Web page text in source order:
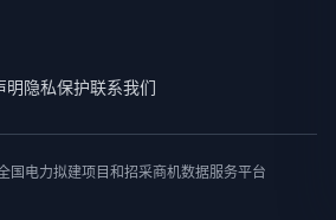
明隐私保护联系我们
国电力拟建项目和招采商机数据服务平台